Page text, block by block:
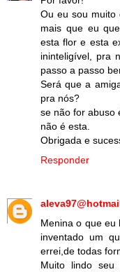
Ou eu sou muito
mais que eu
esta flor e esta
ininteligível, pra
passo a passo
Será que a
pra nós?
se não for abuso
não é esta.
Obrigada e
Responder
Menina o que eu
inventado um
errei,de todas
Muito lindo seu